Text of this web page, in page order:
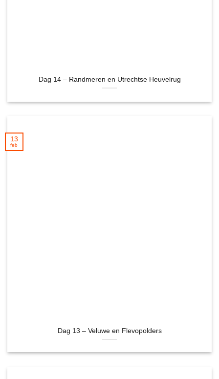
Dag 14 – Randmeren en Utrechtse Heuvelrug
Dag 13 – Veluwe en Flevopolders
13
feb